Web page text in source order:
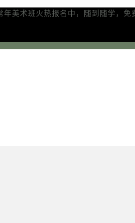
美术班火热报名中，随到随学，免